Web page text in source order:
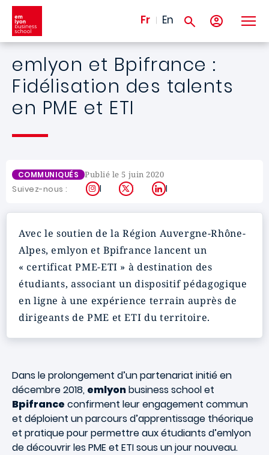
Aller au contenu principal
Fr En
emlyon et Bpifrance :
Fidélisation des talents
en PME et ETI
COMMUNIQUÉS Publié le 5 juin 2020
Suivez-nous : Instagram
X LinkedIn
Avec le soutien de la Région Auvergne-Rhône-
Alpes, emlyon et Bpifrance lancent un
« certificat PME-ETI » à destination des
étudiants, associant un dispositif pédagogique
en ligne à une expérience terrain auprès de
dirigeants de PME et ETI du territoire.
Dans le prolongement d’un partenariat initié en
décembre 2018, emlyonbusiness school et
Bpifrance confirment leur engagement commun
et déploient un parcours d’apprentissage théorique
et pratique pour permettre aux étudiants d’emlyon
de découvrir les PME et ETI sous un jour nouveau.